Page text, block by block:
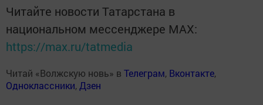
Читайте новости Татарстана в
национальном мессенджере MАХ:
https://max.ru/tatmedia
Читай «Волжскую новь» в Телеграм, Вконтакте,
Одноклассники, Дзен